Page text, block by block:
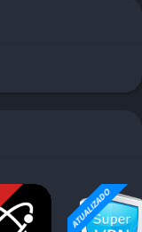
ATUALIZADO